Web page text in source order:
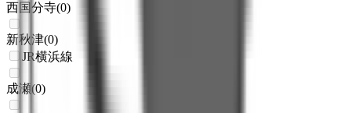
西国分寺(0)
新秋津(0)
JR横浜線
成瀬(0)